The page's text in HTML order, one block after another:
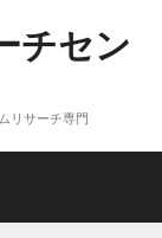
チセン
リサーチ専門